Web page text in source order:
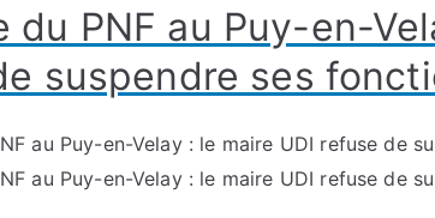
du PNF au Puy-en-
suspendre ses